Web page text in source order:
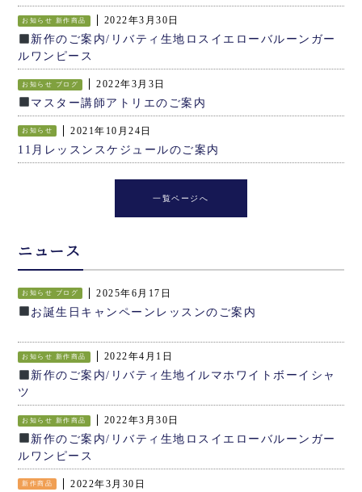
お知らせ 新作商品 2022年3月30日
新作のご案内/リバティ生地ロスイエローバルーンガー
ルワンピース
お知らせ ブログ 2022年3月3日
マスター講師アトリエのご案内
お知らせ 2021年10月24日
11月レッスンスケジュールのご案内
一覧ページへ
ニュース
お知らせ ブログ 2025年6月17日
お誕生日キャンペーンレッスンのご案内
お知らせ 新作商品 2022年4月1日
新作のご案内/リバティ生地イルマホワイトボーイシャ
ツ
お知らせ 新作商品 2022年3月30日
新作のご案内/リバティ生地ロスイエローバルーンガー
ルワンピース
新作商品 2022年3月30日